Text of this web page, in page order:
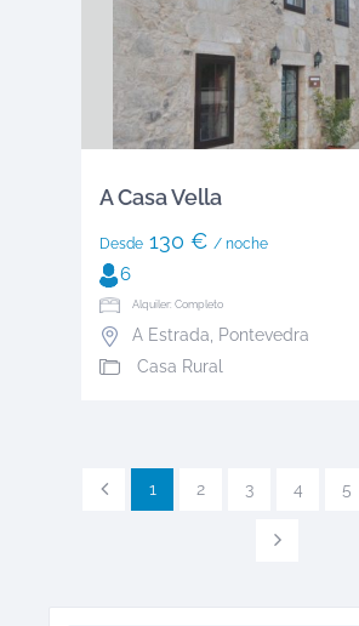
A Casa Vella
Desde130 € / noche
6
Alquiler: Completo
A Estrada, Pontevedra
Casa Rural
1 2 3 4 5